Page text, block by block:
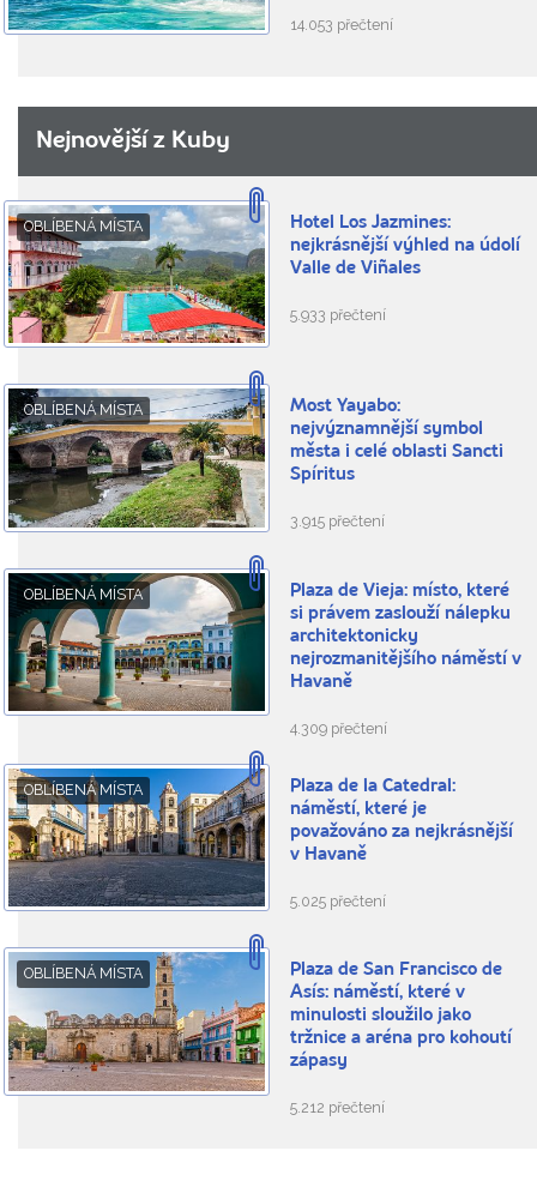
14.053 přečtení
Nejnovější z Kuby
OBLÍBENÁ MÍSTA
Hotel Los Jazmines:
nejkrásnější výhled na údolí
Valle de Viñales
5.933 přečtení
OBLÍBENÁ MÍSTA
Most Yayabo:
nejvýznamnější symbol
města i celé oblasti Sancti
Spíritus
3.915 přečtení
OBLÍBENÁ MÍSTA
Plaza de Vieja: místo, které
si právem zaslouží nálepku
architektonicky
nejrozmanitějšího náměstí v
Havaně
4.309 přečtení
OBLÍBENÁ MÍSTA
Plaza de la Catedral:
náměstí, které je
považováno za nejkrásnější
v Havaně
5.025 přečtení
OBLÍBENÁ MÍSTA
Plaza de San Francisco de
Asís: náměstí, které v
minulosti sloužilo jako
tržnice a aréna pro kohoutí
zápasy
5.212 přečtení